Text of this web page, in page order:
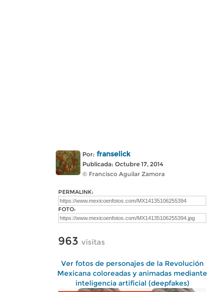
Por: franselick
Publicada: Octubre 17, 2014
© Francisco Aguilar Zamora
PERMALINK:
FOTO:
963 visitas
Ver fotos de personajes de la Revolución
Mexicana coloreadas y animadas mediante
inteligencia artificial (deepfakes)